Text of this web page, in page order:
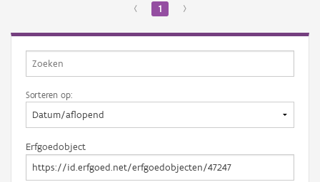
‹ 1 ›
Sorteren op:
Erfgoedobject